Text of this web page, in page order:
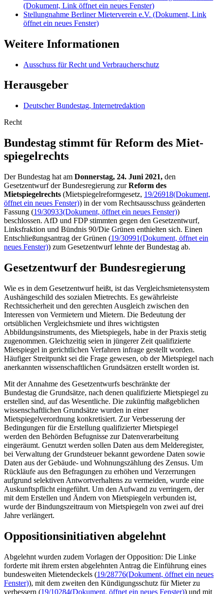
(Dokument, Link öffnet ein neues Fenster)
Stellungnahme Berliner Mieterverein e.V. (Dokument, Link
öffnet ein neues Fenster)
Weitere Informationen
Ausschuss für Recht und Verbraucherschutz
Herausgeber
Deutscher Bundestag, Internetredaktion
Recht
Bundestag stimmt für Reform des Miet­
spiegelrechts
Der Bundestag hat am Donnerstag, 24. Juni 2021, den
Gesetzentwurf der Bundesregierung zurReform des
Mietspiegelrechts (Mietspiegelreformgesetz, 19/26918(Dokument,
öffnet ein neues Fenster)) in der vom Rechtsausschuss geänderten
Fassung (19/30933(Dokument, öffnet ein neues Fenster))
beschlossen. AfD und FDP stimmten gegen den Gesetzentwurf,
Linksfraktion und Bündnis 90/Die Grünen enthielten sich. Einen
Entschließungsantrag der Grünen (19/30991(Dokument, öffnet ein
neues Fenster)) zum Gesetzentwurf lehnte der Bundestag ab.
Gesetzentwurf der Bundesregierung
Wie es in dem Gesetzentwurf heißt, ist das Vergleichsmietensystem
Aushängeschild des sozialen Mietrechts. Es gewährleiste
Rechtssicherheit und den gerechten Ausgleich zwischen den
Interessen von Vermietern und Mietern. Die Bedeutung der
ortsüblichen Vergleichsmiete und ihres wichtigsten
Abbildungsinstruments, des Mietspiegels, habe in der Praxis stetig
zugenommen. Gleichzeitig seien in jüngerer Zeit qualifizierte
Mietspiegel in gerichtlichen Verfahren infrage gestellt worden.
Häufiger Streitpunkt sei die Frage gewesen, ob der Mietspiegel nach
anerkannten wissenschaftlichen Grundsätzen erstellt worden ist.
Mit der Annahme des Gesetzentwurfs beschränkte der
Bundestag die Grundsätze, nach denen qualifizierte Mietspiegel zu
erstellen sind, auf das Wesentliche. Die zukünftig maßgeblichen
wissenschaftlichen Grundsätze wurden in einer
Mietspiegelverordnung konkretisiert. Zur Verbesserung der
Bedingungen für die Erstellung qualifizierter Mietspiegel
werden den Behörden Befugnisse zur Datenverarbeitung
eingeräumt. Genutzt werden sollen Daten aus dem Melderegister,
bei Verwaltung der Grundsteuer bekannt gewordene Daten sowie
Daten aus der Gebäude- und Wohnungszählung des Zensus. Um
Rückläufe aus den Befragungen zu erhöhen und Verzerrungen
aufgrund selektiven Antwortverhaltens zu vermeiden, wurde eine
Auskunftspflicht eingeführt. Um den Aufwand zu verringern, der
mit dem Erstellen und Ändern von Mietspiegeln verbunden ist,
wurde der Bindungszeitraum von Mietspiegeln von zwei auf drei
Jahre verlängert.
Oppositionsinitiativen abgelehnt
Abgelehnt wurden zudem Vorlagen der Opposition: Die Linke
forderte mit ihrem ersten abgelehnten Antrag die Einführung eines
bundesweiten Mietendeckels (19/28776(Dokument, öffnet ein neues
Fenster)), mit dem zweiten den Kündigungsschutz für Mieter zu
verbessern (19/10284(Dokument, öffnet ein neues Fenster)) und mit